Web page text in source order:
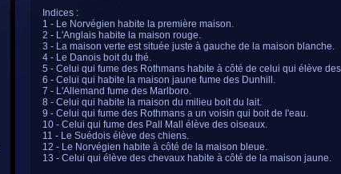
Indices :
1 - Le Norvégien habite la première maison.
2 - L'Anglais habite la maison rouge.
3 - La maison verte est située juste à gauche de la maison blanche.
4 - Le Danois boit du thé.
5 - Celui qui fume des Rothmans habite à côté de celui qui élève
6 - Celui qui habite la maison jaune fume des Dunhill.
7 - L'Allemand fume des Marlboro.
8 - Celui qui habite la maison du milieu boit du lait.
9 - Celui qui fume des Rothmans a un voisin qui boit de l'eau.
10 - Celui qui fume des Pall Mall élève des oiseaux.
11 - Le Suédois élève des chiens.
12 - Le Norvégien habite à côté de la maison bleue.
13 - Celui qui élève des chevaux habite à côté de la maison jaune.